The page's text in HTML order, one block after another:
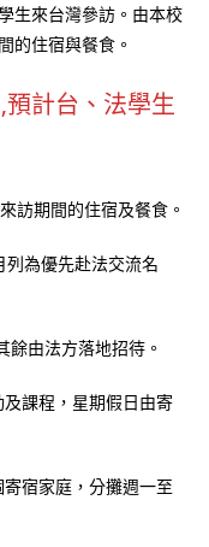
生來台灣參訪。由本校
的住宿與餐食。
計台、法學生
訪期間的住宿及餐食。
為優先赴法交流名
由法方落地招待。
課程，星期假日由寄
宿家庭，分攤週一至